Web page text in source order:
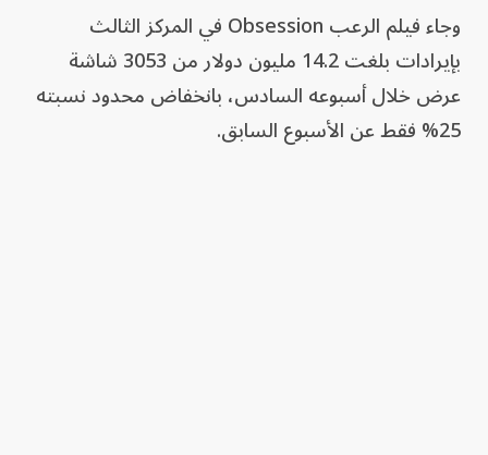
وجاء فيلم الرعب Obsession في المركز الثالث
بإيرادات بلغت 14.2 مليون دولار من 3053 شاشة
عرض خلال أسبوعه السادس، بانخفاض محدود نسبته
25% فقط عن الأسبوع السابق.